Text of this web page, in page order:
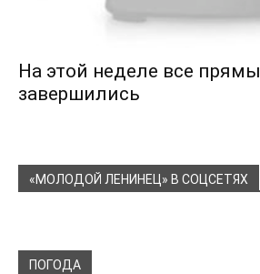
На этой неделе все
завершились
«МОЛОДОЙ ЛЕНИНЕЦ» В СОЦСЕТЯХ
ПОГОДА